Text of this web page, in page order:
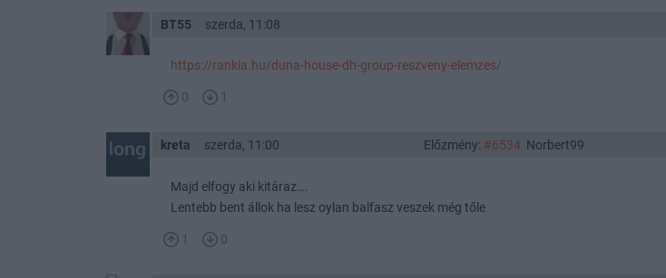
BT55 szerda, 11:08
https://rankia.hu/duna-house-dh-group-reszveny-elemzes/
0 1
kreta szerda, 11:00 Előzmény: #6534Norbert99
Majd elfogy aki kitáraz….
Lentebb bent állok ha lesz oylan balfasz veszek még tőle
1 0